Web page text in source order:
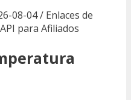
08-04 / Enlaces de
para Afiliados